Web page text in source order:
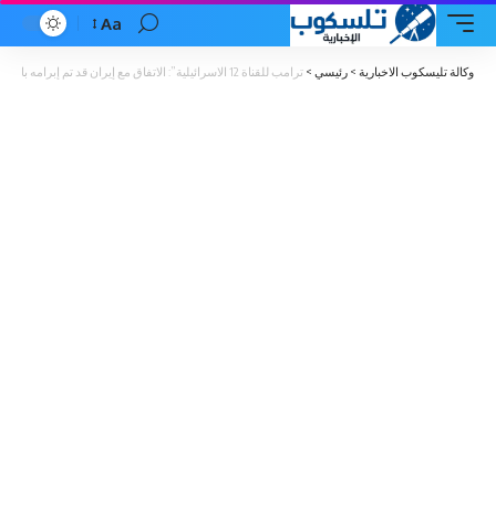
Font
Resizer
Aa
وكالة تليسكوب الاخبارية > رئيسي > ترامب للقناة 12 الاسرائيلية”: الاتفاق مع إيران قد تم إبرامه بالفعل”..